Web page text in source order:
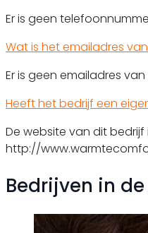
Er is geen
Wat is het emailadres
Er is geen emailadres
Heeft het bedrijf een
De website van dit bedrijf
http://
Bedrijven in